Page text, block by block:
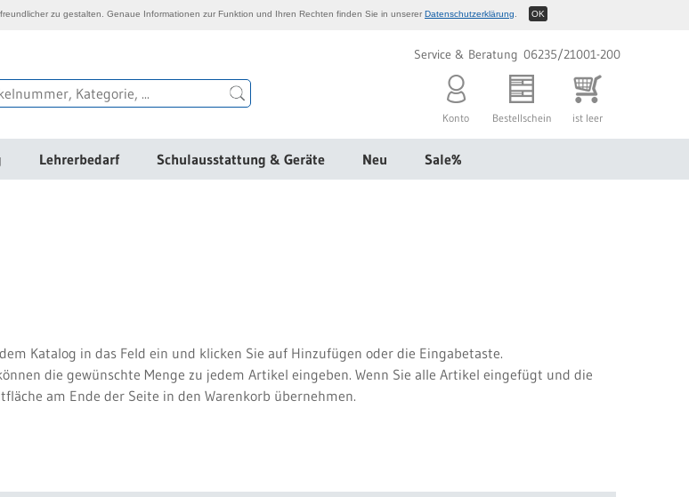
Service & Beratung 06235/21001-200
Konto Bestellschein ist leer
Lehrerbedarf Schulausstattung & Geräte Neu Sale%
Katalog in das Feld ein und klicken Sie auf Hinzufügen oder die Eingabetaste.
die gewünschte Menge zu jedem Artikel eingeben. Wenn Sie alle Artikel eingefügt und die
am Ende der Seite in den Warenkorb übernehmen.
zu gestalten. Genaue Informationen zur Funktion und Ihren Rechten finden Sie in unserer Datenschutzerklärung OK